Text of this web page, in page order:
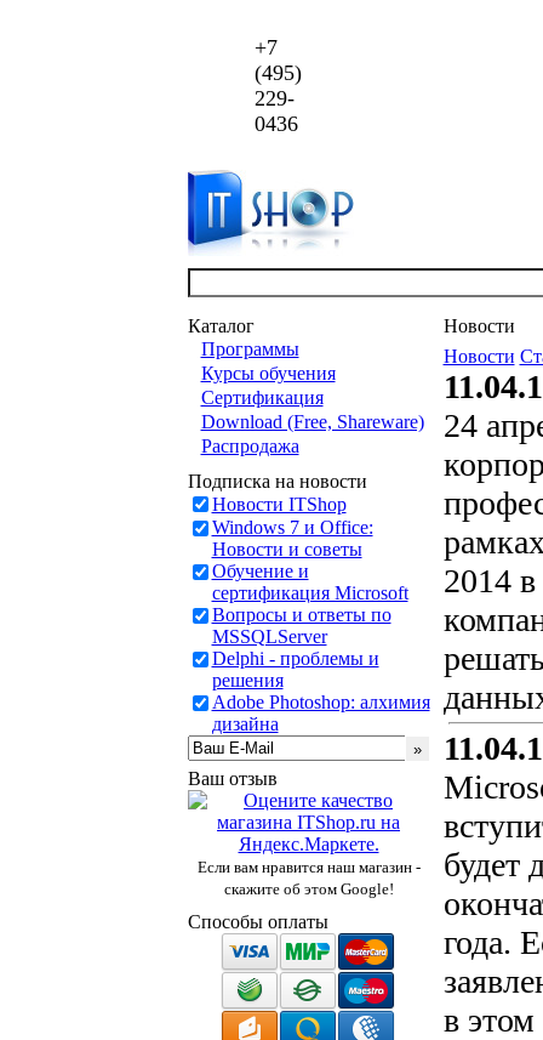
+7
(495)
229-
0436
Каталог
Программы
Курсы обучения
Сертификация
Download (Free, Shareware)
Распродажа
Подписка на новости
Новости ITShop
Windows 7 и Office:
Новости и советы
Обучение и
сертификация Microsoft
Вопросы и ответы по
MSSQLServer
Delphi - проблемы и
решения
Adobe Photoshop: алхимия
дизайна
Ваш отзыв
Если вам нравится наш магазин -
скажите об этом Google!
Способы оплаты
Новости
Новости
24
2014
будет
года.
в этом